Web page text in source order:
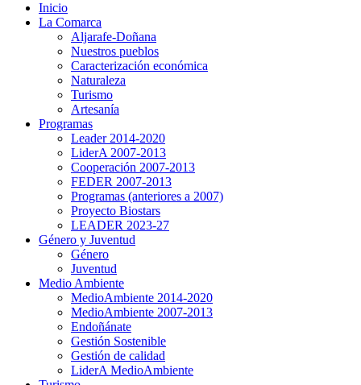
Inicio
La Comarca
Aljarafe-Doñana
Nuestros pueblos
Caracterización económica
Naturaleza
Turismo
Artesanía
Programas
Leader 2014-2020
LiderA 2007-2013
Cooperación 2007-2013
FEDER 2007-2013
Programas (anteriores a 2007)
Proyecto Biostars
LEADER 2023-27
Género y Juventud
Género
Juventud
Medio Ambiente
MedioAmbiente 2014-2020
MedioAmbiente 2007-2013
Endoñánate
Gestión Sostenible
Gestión de calidad
LiderA MedioAmbiente